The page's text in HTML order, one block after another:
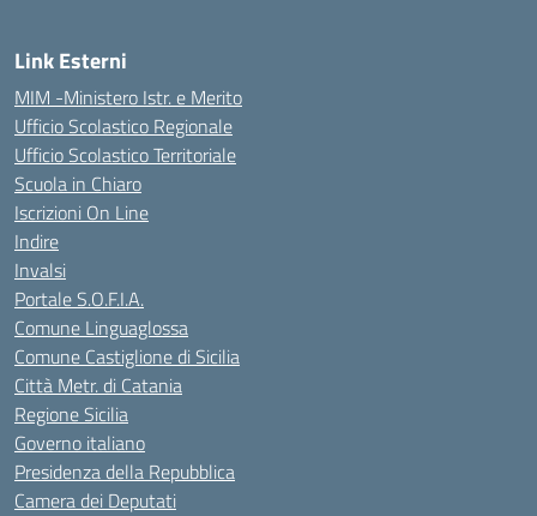
Link Esterni
MIM -Ministero Istr. e Merito
Ufficio Scolastico Regionale
Ufficio Scolastico Territoriale
Scuola in Chiaro
Iscrizioni On Line
Indire
Invalsi
Portale S.O.F.I.A.
Comune Linguaglossa
Comune Castiglione di Sicilia
Città Metr. di Catania
Regione Sicilia
Governo italiano
Presidenza della Repubblica
Camera dei Deputati